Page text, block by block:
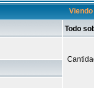
Viendo
Todo